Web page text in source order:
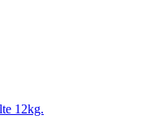
12kg.